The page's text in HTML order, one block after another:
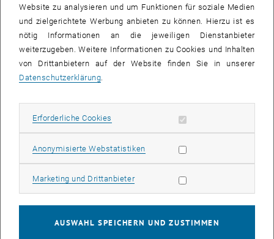
getestet. Hannes Wiesinger, Mitglied der Jury und Obmann
Stellvertreter des Verbandes der Querschnittsgelähmten
Österreichs, freut sich über die Leistungen der Schüler_innen: „Alle
Teams haben unterschiedliche interessante Lösungen entwickelt –
und dies insbesondere in Anbetracht der kurzen Zeit von nur 60
Tagen“. Warum „Keep it Controlled
Konkurrenzmodellen durchgesetzt und nun als Prototyp auch den
genau das erreichen: K.U.R.T. sollte ein Rollstuhl sein, der den
Website zu analysieren und um Funktionen für soziale Medien
und zielgerichtete Werbung anbieten zu können. Hierzu ist es
nötig Informationen an die jeweiligen Dienstanbieter
weiterzugeben. Weitere Informationen zu Cookies und Inhalten
von Drittanbietern auf der Website finden Sie in unserer
Datenschutzerklärung
Erforderliche Cookies Erforderliche Cookies zulassen
Anonymisierte WebstatistikenStatistik Cookies zulassen
Marketing und DrittanbieterMarketing Cookies zulassen
AUSWAHL SPEICHERN UND ZUSTIMMEN